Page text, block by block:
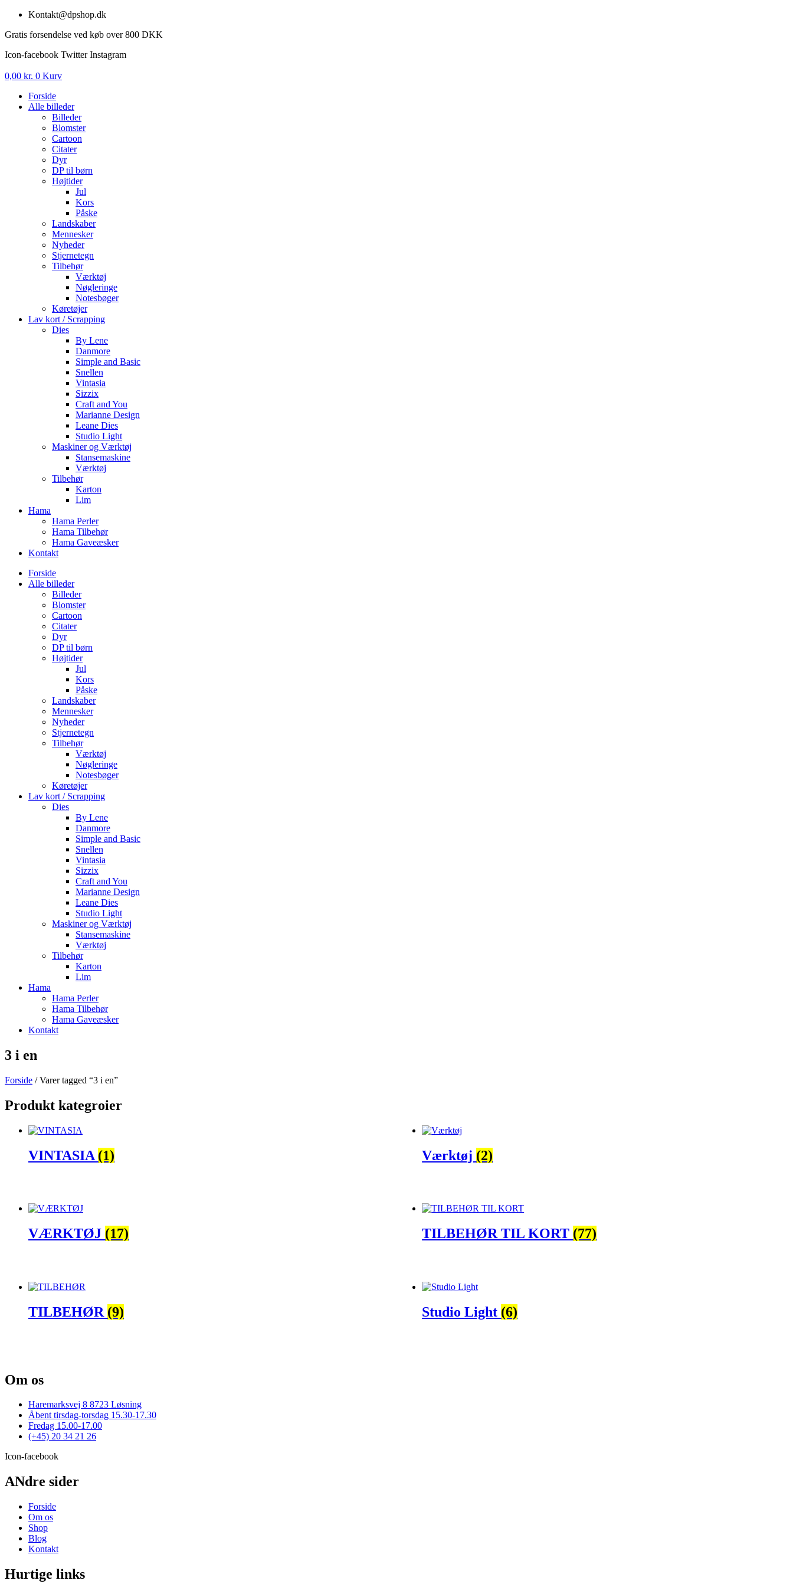
Videre
indhold
Kontakt@dpshop.dk
Gratis forsendelse ved køb over 800 DKK
Icon-facebook Twitter Instagram
0,00 kr. 0 Kurv
Forside
Alle billeder
Billeder
Blomster
Cartoon
Citater
Dyr
DP til børn
Højtider
Jul
Kors
Påske
Landskaber
Mennesker
Nyheder
Stjernetegn
Tilbehør
Værktøj
Nøgleringe
Notesbøger
Køretøjer
Lav kort / Scrapping
Dies
By Lene
Danmore
Simple and Basic
Snellen
Vintasia
Sizzix
Craft and You
Marianne Design
Leane Dies
Studio Light
Maskiner og Værktøj
Stansemaskine
Værktøj
Tilbehør
Karton
Lim
Hama
Hama Perler
Hama Tilbehør
Hama Gaveæsker
Kontakt
Forside
Alle billeder
Billeder
Blomster
Cartoon
Citater
Dyr
DP til børn
Højtider
Jul
Kors
Påske
Landskaber
Mennesker
Nyheder
Stjernetegn
Tilbehør
Værktøj
Nøgleringe
Notesbøger
Køretøjer
Lav kort / Scrapping
Dies
By Lene
Danmore
Simple and Basic
Snellen
Vintasia
Sizzix
Craft and You
Marianne Design
Leane Dies
Studio Light
Maskiner og Værktøj
Stansemaskine
Værktøj
Tilbehør
Karton
Lim
Hama
Hama Perler
Hama Tilbehør
Hama Gaveæsker
Kontakt
3 i en
Forside / Varer tagged “3 i en”
Produkt kategroier
VINTASIA (1) Værktøj (2)
VÆRKTØJ (17) TILBEHØR TIL KORT (77)
TILBEHØR (9) Studio Light (6)
Om os
Haremarksvej 8 8723 Løsning
Åbent tirsdag-torsdag 15.30-17.30
Fredag 15.00-17.00
(+45) 20 34 21 26
Icon-facebook
ANdre sider
Forside
Om os
Shop
Blog
Kontakt
Hurtige links